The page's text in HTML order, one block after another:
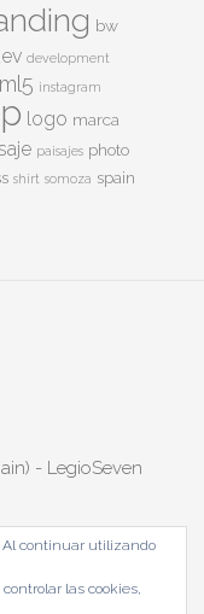
bw
development
instagram
logo marca
paisajes photo
shirt somoza spain
- LegioSeven
Al continuar utilizando
las cookies,